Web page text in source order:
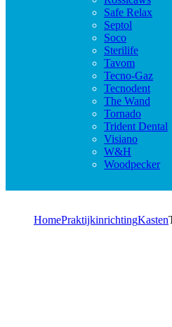
Safe Relax
Septol
Soco
Sterilife
Tavom
Tecno-Gaz
Tecnodent
The Wand
Tornado
Trident Dental
Visiano
W&H
Woodpecker
HomePraktijkinrichtingKasten